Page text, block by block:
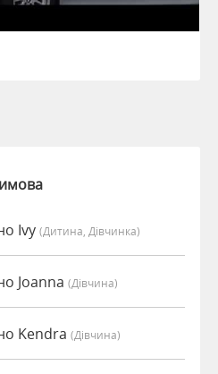
Ivy (дитина, Дівчинка)
Joanna (дівчина)
Kendra (дівчина)